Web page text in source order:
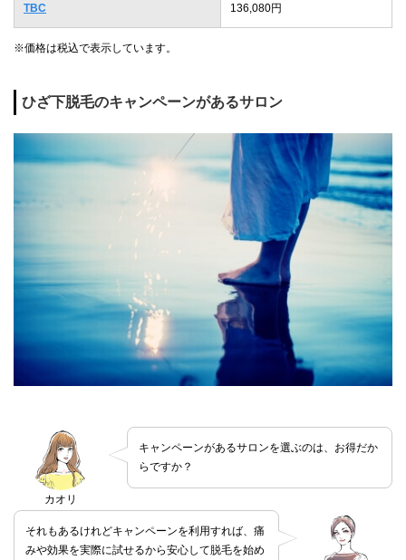
TBC 136,080円
※価格は税込で表示しています。
ひざ下脱毛のキャンペーンがあるサロン
カオリ
キャンペーンがあるサロンを選ぶのは、お得だか
らですか？
それもあるけれどキャンペーンを利用すれば、痛
みや効果を実際に試せるから安心して脱毛を始め